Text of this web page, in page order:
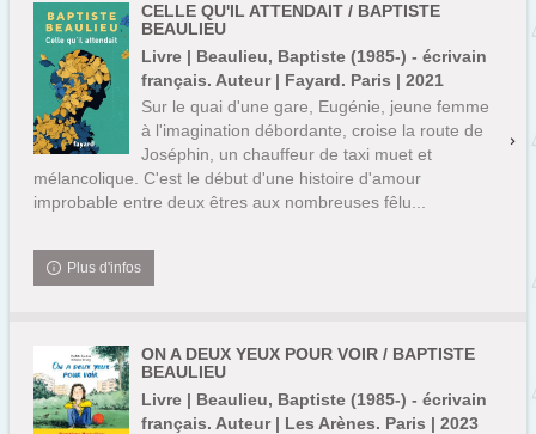
CELLE QU'IL ATTENDAIT / BAPTISTE
BEAULIEU
Livre | Beaulieu, Baptiste (1985-) - écrivain
français. Auteur | Fayard. Paris | 2021
Sur le quai d'une gare, Eugénie, jeune femme
à l'imagination débordante, croise la route de
Joséphin, un chauffeur de taxi muet et
mélancolique. C'est le début d'une histoire d'amour
improbable entre deux êtres aux nombreuses fêlu...
Plus d'infos
ON A DEUX YEUX POUR VOIR / BAPTISTE
BEAULIEU
Livre | Beaulieu, Baptiste (1985-) - écrivain
français. Auteur | Les Arènes. Paris | 2023